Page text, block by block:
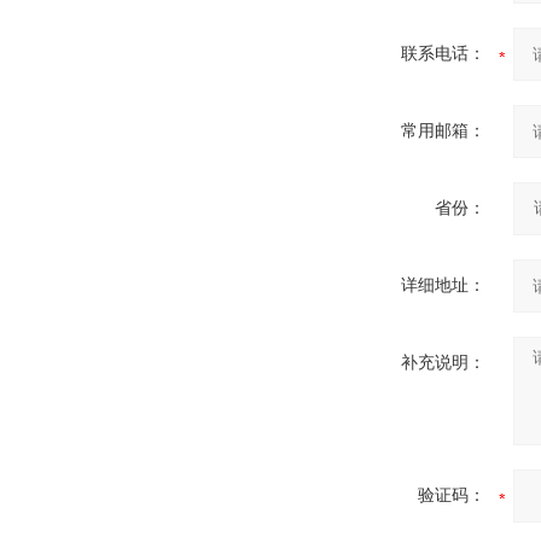
联系电话：
常用邮箱：
省份：
详细地址：
补充说明：
验证码：